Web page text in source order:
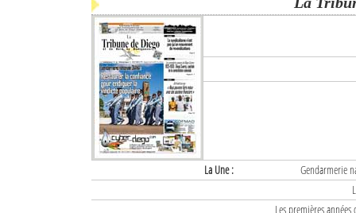
La Une :
Gendarmerie
Les premières